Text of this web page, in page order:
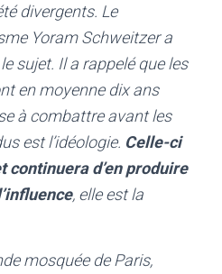
divergents. Le
Yoram Schweitzer a
sujet. Il a rappelé que les
en moyenne dix ans
à combattre avant les
est l’idéologie. Celle-ci
continuera d’en produire
, elle est la
mosquée de Paris,